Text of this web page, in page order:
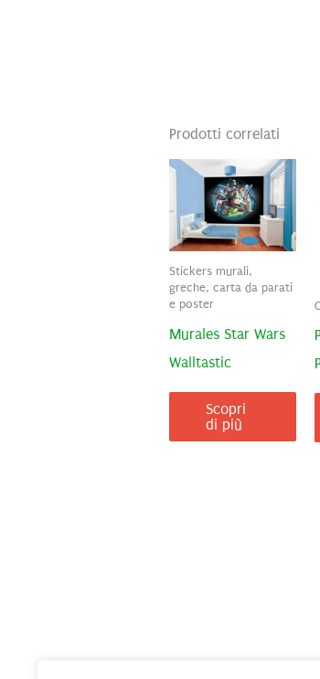
Prodotti correlati
Stickers murali,
greche, carta da parati
e poster
Murales Star Wars
Walltastic
Scopri
di più